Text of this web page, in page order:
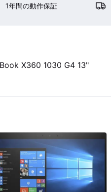
1年間の動作保証
X360 1030 G4 13"